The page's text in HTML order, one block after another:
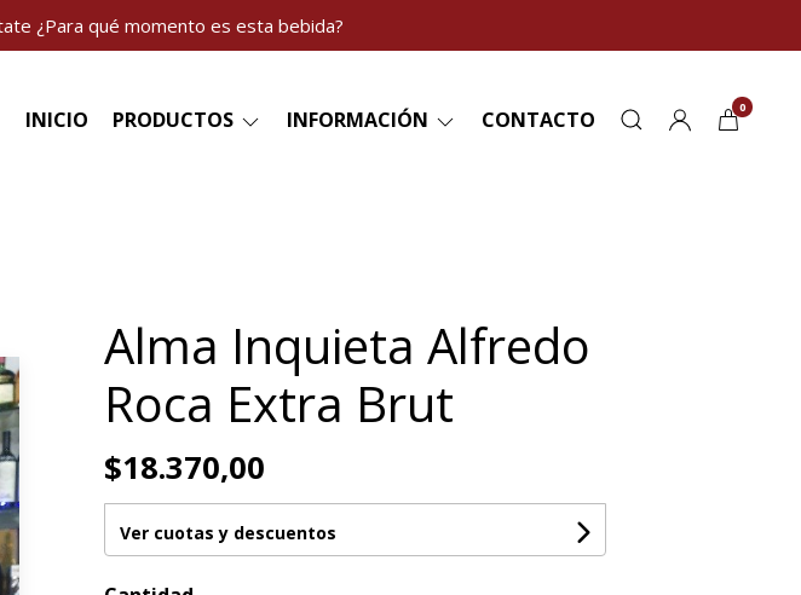
¿Para qué momento es esta bebida?
INICIO PRODUCTOS INFORMACIÓN CONTACTO 0
Alma Inquieta Alfredo
Roca Extra Brut
$18.370,00
Ver cuotas y descuentos